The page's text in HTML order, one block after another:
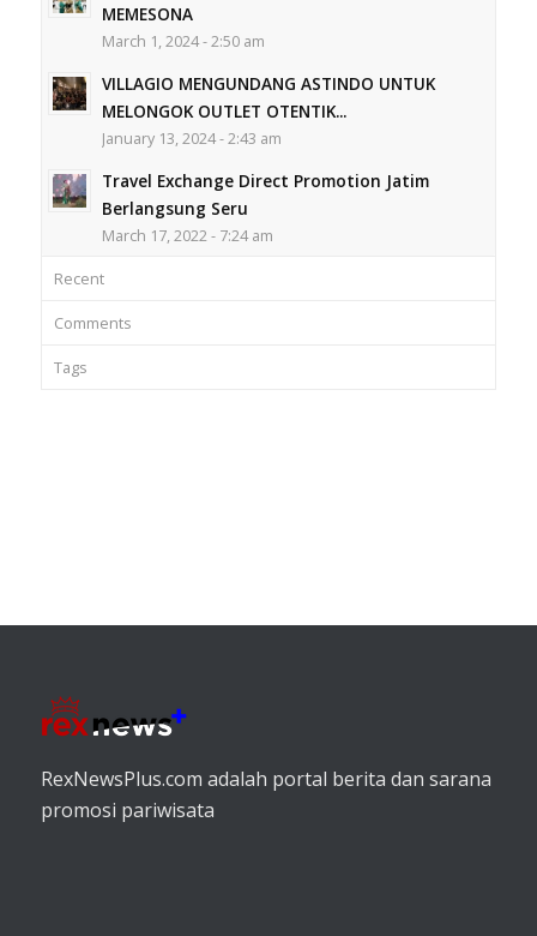
MEMESONA
March 1, 2024 - 2:50 am
VILLAGIO MENGUNDANG ASTINDO UNTUK
MELONGOK OUTLET OTENTIK...
January 13, 2024 - 2:43 am
Travel Exchange Direct Promotion Jatim
Berlangsung Seru
March 17, 2022 - 7:24 am
Recent
Comments
Tags
RexNewsPlus.com adalah portal berita dan sarana
promosi pariwisata